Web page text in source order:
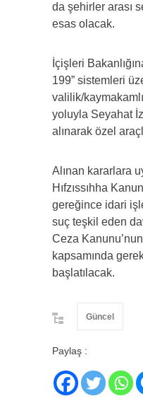
da şehirler arası
esas olacak.
İçişleri
199” sistemleri
valilik/
yoluyla Seyahat
alınarak özel
Alınan kararlara
Hıfzıssıhha
gereğince idari
suç teşkil eden
Ceza
kapsamında
başlatılacak.
Güncel
Paylaş :